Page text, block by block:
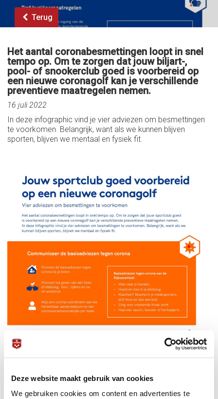
Deze website maakt gebruik van cookies
We gebruiken cookies om content en advertenties te
Terug
Het aantal coronabesmettingen loopt in snel
tempo op. Om te zorgen dat jouw biljart-,
pool- of snookerclub goed is voorbereid op
een nieuwe coronagolf kan je verschillende
preventieve maatregelen nemen.
16 juli 2022
In deze infographic vind je vier adviezen om besmettingen
te voorkomen. Belangrijk, want als we kunnen blijven
sporten, blijven we mentaal en fysiek fit.